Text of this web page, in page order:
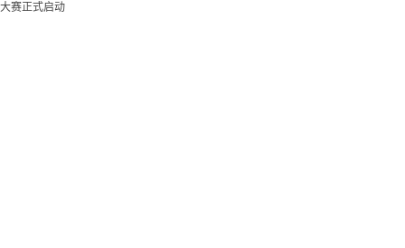
赛正式启动